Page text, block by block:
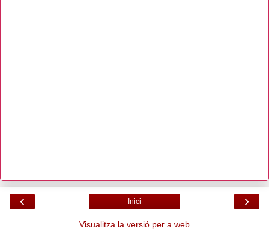
‹ ›
Inici
Visualitza la versió per a web